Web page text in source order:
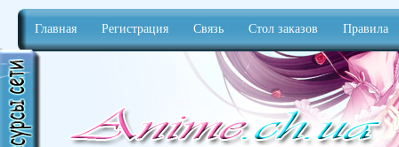
Главная Регистрация Связь Стол заказов Правила